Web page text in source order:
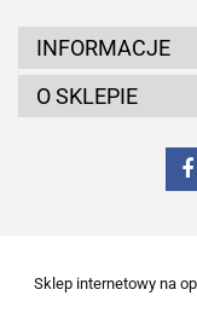
INFORMACJE
O SKLEPIE
Sklep internetowy na